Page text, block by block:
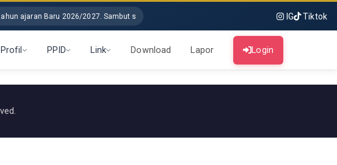
ajaran Baru 2026/2027. Sambut sekolah baru, kelas baru dengan semangat baru
IG Tiktok
Profil PPID Link Download Lapor Login